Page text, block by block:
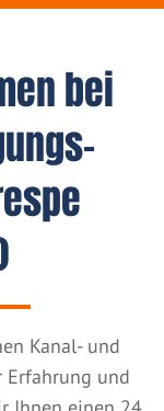
bei
Kanal- und
Erfahrung und